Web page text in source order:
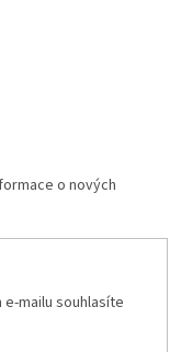
o nových
e-mailu souhlasíte